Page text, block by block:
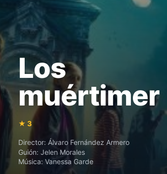
Los
muértimer
★ 3
Director: Álvaro Fernández Armero
Guión: Jelen Morales
Música: Vanessa Garde